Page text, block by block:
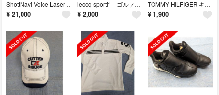
ShottNavi Voice Laser Red Leo
¥ 21,000
lecoq sportif ゴルフキャップ
¥ 2,000
TOMMY HILFIGER キャップ
¥ 1,900